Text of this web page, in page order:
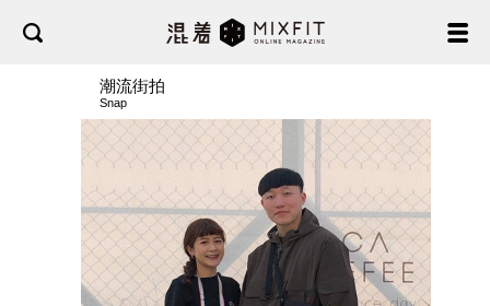
潮流街拍
Snap